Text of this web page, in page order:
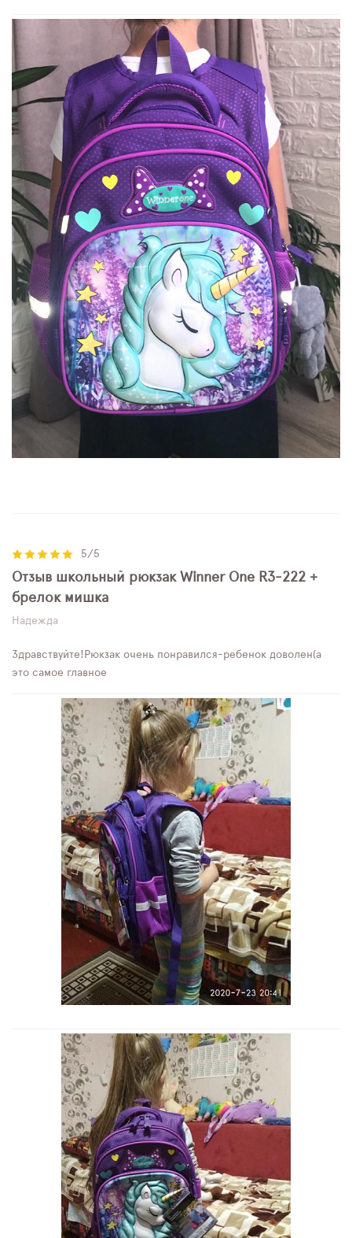
5/5
Отзыв школьный рюкзак Winner One R3-222 +
брелок мишка
Надежда
Здравствуйте!Рюкзак очень понравился-ребенок доволен(а
это самое главное